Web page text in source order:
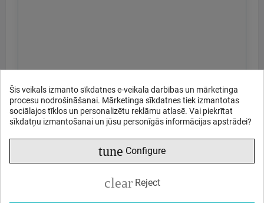
Šis veikals izmanto sīkdatnes e-veikala darbības un mārketinga
procesu nodrošināšanai. Mārketinga sīkdatnes tiek izmantotas
sociālajos tīklos un personalizētu reklāmu atlasē. Vai piekrītat
sīkdatņu izmantošanai un jūsu personīgās informācijas apstrādei?
tune Configure
clear Reject